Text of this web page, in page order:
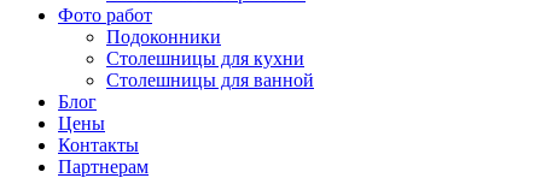
Фото работ
Подоконники
Столешницы для кухни
Столешницы для ванной
Блог
Цены
Контакты
Партнерам